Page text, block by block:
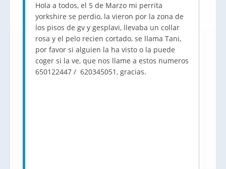
Hola a todos, el 5 de Marzo mi perrita
yorkshire se perdio, la vieron por la zona de
los pisos de gv y gesplavi, llevaba un collar
rosa y el pelo recien cortado, se llama Tani,
por favor si alguien la ha visto o la puede
coger si la ve, que nos llame a estos numeros
650122447 / 620345051, gracias.